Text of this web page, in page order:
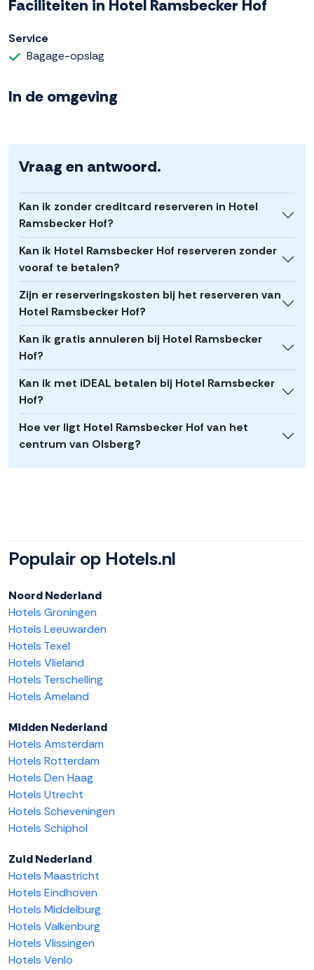
Faciliteiten in Hotel Ramsbecker Hof
Service
Bagage-opslag
In de omgeving
Vraag en antwoord.
Kan ik zonder creditcard reserveren in Hotel
Ramsbecker Hof?
Kan ik Hotel Ramsbecker Hof reserveren zonder
vooraf te betalen?
Zijn er reserveringskosten bij het reserveren van
Hotel Ramsbecker Hof?
Kan ik gratis annuleren bij Hotel Ramsbecker
Hof?
Kan ik met iDEAL betalen bij Hotel Ramsbecker
Hof?
Hoe ver ligt Hotel Ramsbecker Hof van het
centrum van Olsberg?
Populair op Hotels.nl
Noord Nederland
Hotels Groningen
Hotels Leeuwarden
Hotels Texel
Hotels Vlieland
Hotels Terschelling
Hotels Ameland
Midden Nederland
Hotels Amsterdam
Hotels Rotterdam
Hotels Den Haag
Hotels Utrecht
Hotels Scheveningen
Hotels Schiphol
Zuid Nederland
Hotels Maastricht
Hotels Eindhoven
Hotels Middelburg
Hotels Valkenburg
Hotels Vlissingen
Hotels Venlo